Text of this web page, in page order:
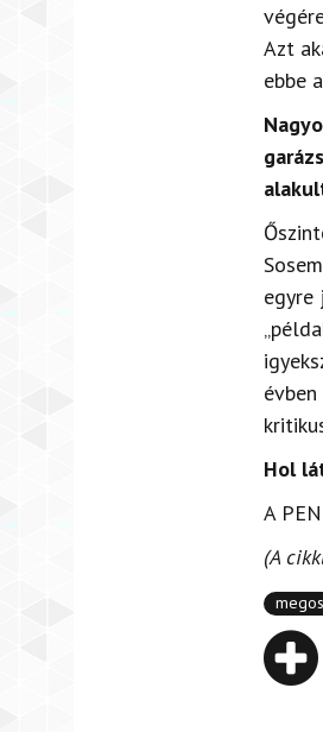
Azt
ebbe
egyre
Hol
A
(A